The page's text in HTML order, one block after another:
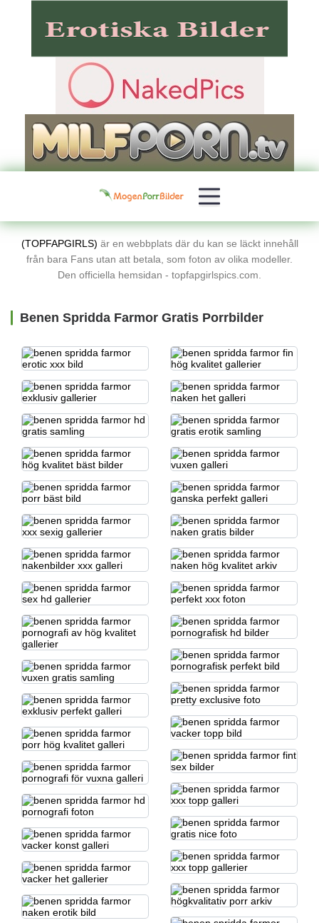
(TOPFAPGIRLS) är en webbplats där du kan se läckt innehåll
från bara Fans utan att betala, som foton av olika modeller.
Den officiella hemsidan - topfapgirlspics.com.
Benen Spridda Farmor Gratis Porrbilder